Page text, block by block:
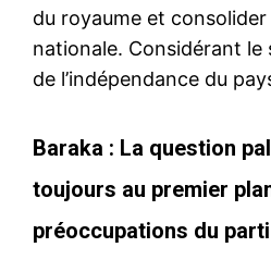
du royaume et
nationale. Considérant le
de l’indépendance du
Baraka : La question
toujours au premier
préoccupations du parti